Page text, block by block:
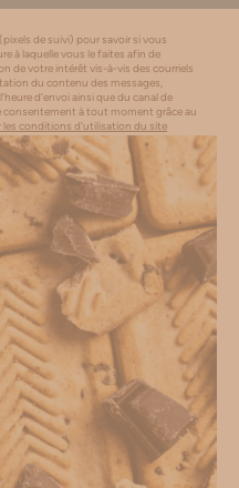
de suivi) pour savoir si vous
à laquelle vous le faites afin de
de votre intérêt vis-à-vis des courriels
du contenu des messages,
d’envoi ainsi que du canal de
à tout moment grâce au
les conditions d'utilisation du site